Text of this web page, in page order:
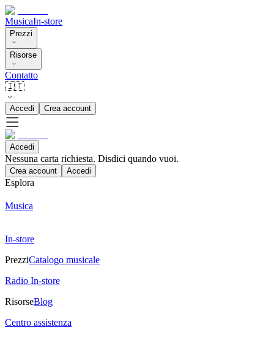
MusicaIn-store
Prezzi
Risorse
Contatto
🇮🇹
Accedi Crea account
Accedi
Nessuna carta richiesta. Disdici quando vuoi.
Crea account Accedi
Esplora
Musica
In-store
PrezziCatalogo musicale
Radio In-store
RisorseBlog
Centro assistenza